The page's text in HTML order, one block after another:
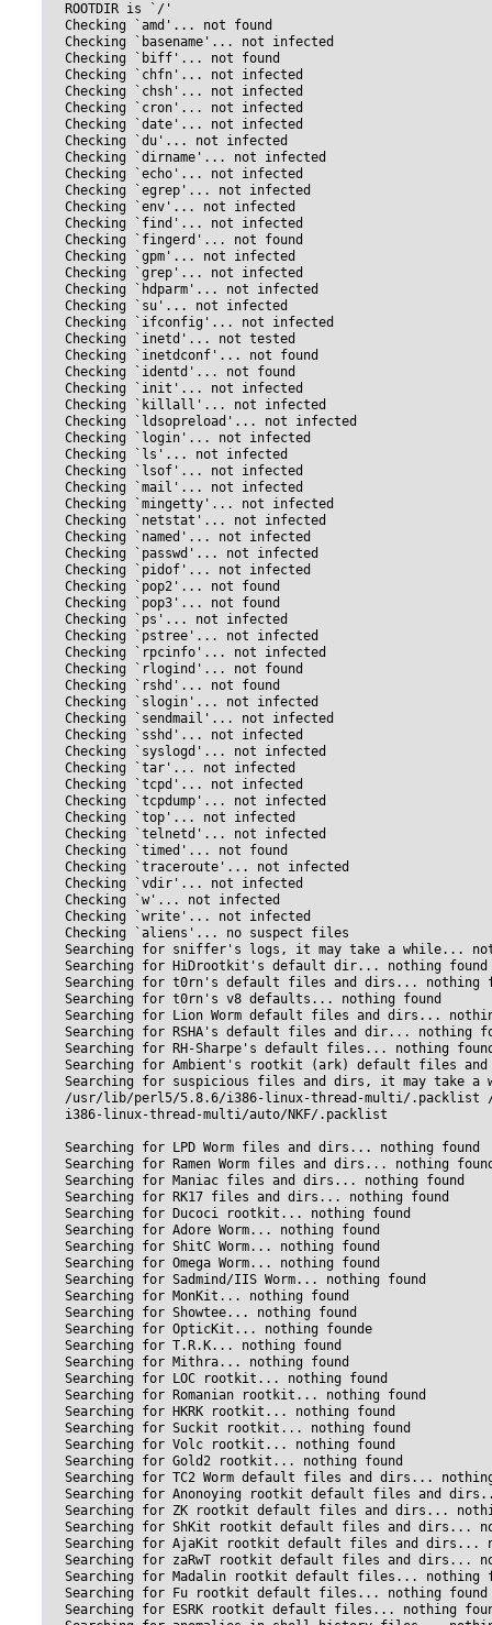
  ROOTDIR is `/'
  Checking `amd'... not found
  Checking `basename'... not infected
  Checking `biff'... not found
  Checking `chfn'... not infected
  Checking `chsh'... not infected
  Checking `cron'... not infected
  Checking `date'... not infected
  Checking `du'... not infected
  Checking `dirname'... not infected
  Checking `echo'... not infected
  Checking `egrep'... not infected
  Checking `env'... not infected
  Checking `find'... not infected
  Checking `fingerd'... not found
  Checking `gpm'... not infected
  Checking `grep'... not infected
  Checking `hdparm'... not infected
  Checking `su'... not infected
  Checking `ifconfig'... not infected
  Checking `inetd'... not tested
  Checking `inetdconf'... not found
  Checking `identd'... not found
  Checking `init'... not infected
  Checking `killall'... not infected
  Checking `ldsopreload'... not infected
  Checking `login'... not infected
  Checking `ls'... not infected
  Checking `lsof'... not infected
  Checking `mail'... not infected
  Checking `mingetty'... not infected
  Checking `netstat'... not infected
  Checking `named'... not infected
  Checking `passwd'... not infected
  Checking `pidof'... not infected
  Checking `pop2'... not found
  Checking `pop3'... not found
  Checking `ps'... not infected
  Checking `pstree'... not infected
  Checking `rpcinfo'... not infected
  Checking `rlogind'... not found
  Checking `rshd'... not found
  Checking `slogin'... not infected
  Checking `sendmail'... not infected
  Checking `sshd'... not infected
  Checking `syslogd'... not infected
  Checking `tar'... not infected
  Checking `tcpd'... not infected
  Checking `tcpdump'... not infected
  Checking `top'... not infected
  Checking `telnetd'... not infected
  Checking `timed'... not found
  Checking `traceroute'... not infected
  Checking `vdir'... not infected
  Checking `w'... not infected
  Checking `write'... not infected
  Checking `aliens'... no suspect files
Searching for sniffer's logs, it may take a while...
  Searching for HiDrootkit's default dir... nothing found
Searching for t0rn's default files and dirs... nothing
  Searching for t0rn's v8 defaults... nothing found
Searching for Lion Worm default files and dirs...
Searching for RSHA's default files and dir... nothing
Searching for RH-Sharpe's default files... nothing
Searching for Ambient's rootkit (ark) default files
Searching for suspicious files and dirs, it may take a
/usr/lib/perl5/5.8.6/i386-linux-thread-multi/.packlist
  i386-linux-thread-multi/auto/NKF/.packlist
  Searching for LPD Worm files and dirs... nothing found
Searching for Ramen Worm files and dirs... nothing
  Searching for Maniac files and dirs... nothing found
  Searching for RK17 files and dirs... nothing found
  Searching for Ducoci rootkit... nothing found
  Searching for Adore Worm... nothing found
  Searching for ShitC Worm... nothing found
  Searching for Omega Worm... nothing found
  Searching for Sadmind/IIS Worm... nothing found
  Searching for MonKit... nothing found
  Searching for Showtee... nothing found
  Searching for OpticKit... nothing founde
  Searching for T.R.K... nothing found
  Searching for Mithra... nothing found
  Searching for LOC rootkit... nothing found
  Searching for Romanian rootkit... nothing found
  Searching for HKRK rootkit... nothing found
  Searching for Suckit rootkit... nothing found
  Searching for Volc rootkit... nothing found
  Searching for Gold2 rootkit... nothing found
Searching for TC2 Worm default files and dirs...
Searching for Anonoying rootkit default files and
Searching for ZK rootkit default files and dirs...
Searching for ShKit rootkit default files and dirs...
Searching for AjaKit rootkit default files and dirs...
Searching for zaRwT rootkit default files and dirs...
Searching for Madalin rootkit default files... nothing
  Searching for Fu rootkit default files... nothing found
Searching for ESRK rootkit default files... nothing